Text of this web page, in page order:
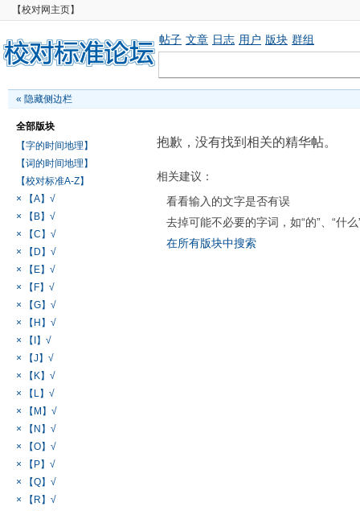
【校对网主页】
帖子 文章 日志 用户 版块 群组
« 隐藏侧边栏
全部版块
【字的时间地理】
【词的时间地理】
【校对标准A-Z】
× 【A】√
× 【B】√
× 【C】√
× 【D】√
× 【E】√
× 【F】√
× 【G】√
× 【H】√
× 【I】√
× 【J】√
× 【K】√
× 【L】√
× 【M】√
× 【N】√
× 【O】√
× 【P】√
× 【Q】√
× 【R】√
抱歉，没有找到相关的精华帖。
相关建议：
看看输入的文字是否有误
去掉可能不必要的字词，如“的”、“什么
在所有版块中搜索